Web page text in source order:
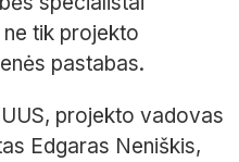
tik projekto
pastabas.
projekto vadovas
Edgaras Neniškis,